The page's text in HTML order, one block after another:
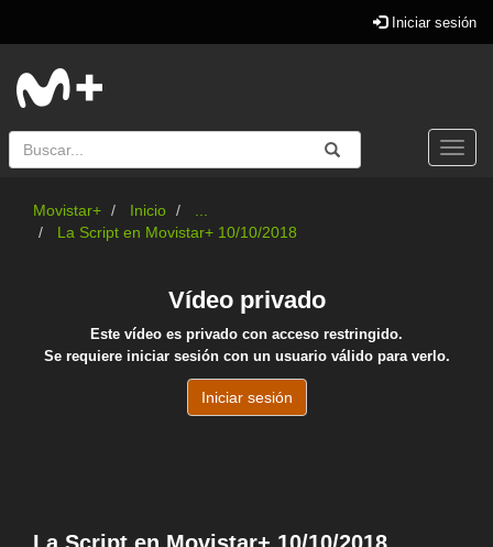
Iniciar sesión
Buscar Enviar
Buscar
Movistar+ Inicio
La Script en Movistar+ 10/10/2018